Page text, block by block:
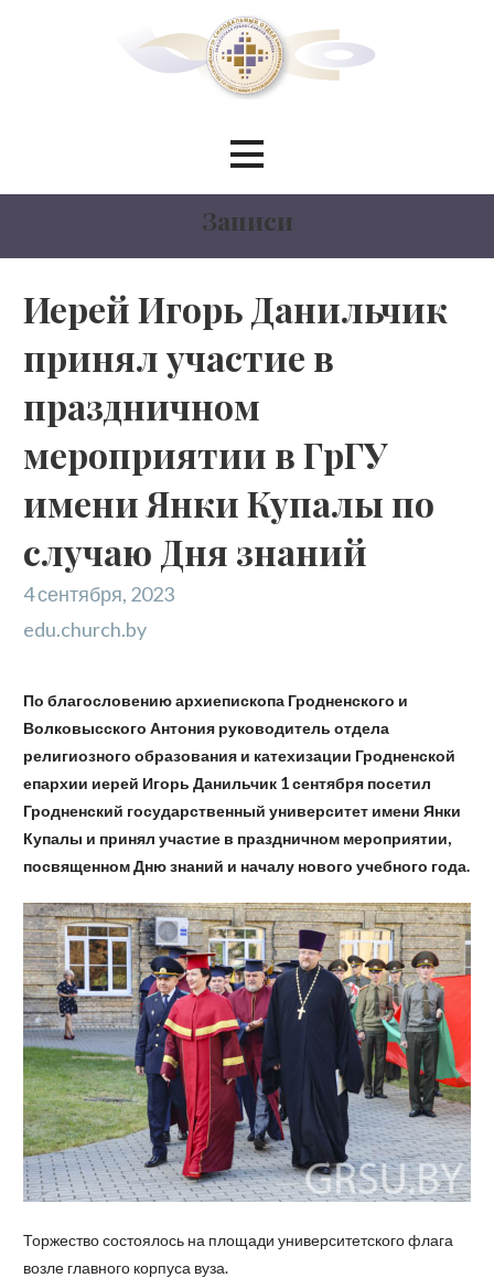
Синодальный отдел по
сотрудничеству со светскими
учреждениями образования
БЕЛОРУССКИЙ ЭКЗАРХАТ
МОСКОВСКИЙ ПАТРИАРХАТ
Записи
Иерей Игорь Данильчик
принял участие в
праздничном
мероприятии в ГрГУ
имени Янки Купалы по
случаю Дня знаний
4 сентября, 2023
edu.church.by
По благословению архиепископа Гродненского и
Волковысского Антония руководитель отдела
религиозного образования и катехизации Гродненской
епархии иерей Игорь Данильчик 1 сентября посетил
Гродненский государственный университет имени Янки
Купалы и принял участие в праздничном мероприятии,
посвященном Дню знаний и началу нового учебного года.
Торжество состоялось на площади университетского флага
возле главного корпуса вуза.